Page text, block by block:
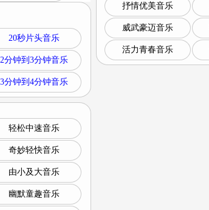
20秒片头音乐
2分钟到3分钟音乐
3分钟到4分钟音乐
轻松中速音乐
奇妙轻快音乐
由小及大音乐
幽默童趣音乐
抒情优美音乐
威武豪迈音乐
活力青春音乐